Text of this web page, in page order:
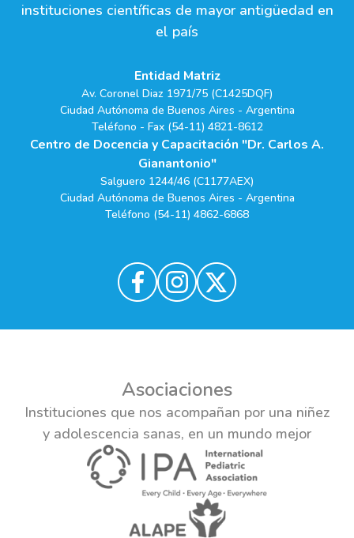
instituciones científicas de mayor antigüedad en
el país
Entidad Matriz
Av. Coronel Diaz 1971/75 (C1425DQF)
Ciudad Autónoma de Buenos Aires - Argentina
Teléfono - Fax (54-11) 4821-8612
Centro de Docencia y Capacitación "Dr. Carlos A.
Gianantonio"
Salguero 1244/46 (C1177AEX)
Ciudad Autónoma de Buenos Aires - Argentina
Teléfono (54-11) 4862-6868
Asociaciones
Instituciones que nos acompañan por una niñez
y adolescencia sanas, en un mundo mejor